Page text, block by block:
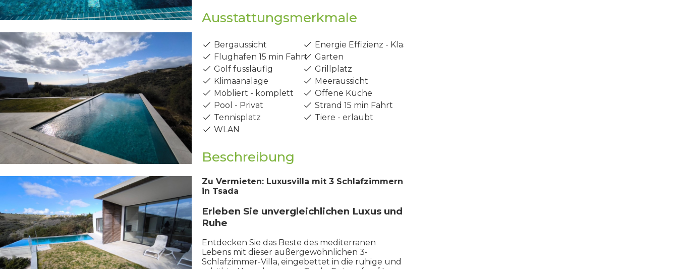
Ausstattungsmerkmale
Bergaussicht
Energie Effizienz - Klasse A
Flughafen 15 min Fahrt
Garten
Golf fussläufig
Grillplatz
Klimaanalage
Meeraussicht
Möbliert - komplett
Offene Küche
Pool - Privat
Strand 15 min Fahrt
Tennisplatz
Tiere - erlaubt
WLAN
Beschreibung
Zu Vermieten: Luxusvilla mit 3 Schlafzimmern
in Tsada
Erleben Sie unvergleichlichen Luxus und
Ruhe
Entdecken Sie das Beste des mediterranen
Lebens mit dieser außergewöhnlichen 3-
Schlafzimmer-Villa, eingebettet in die ruhige und